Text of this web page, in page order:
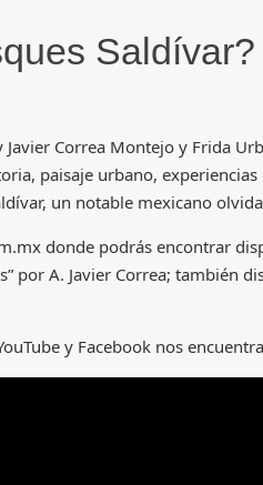
Correa Montejo y Frida
paisaje urbano,
un notable mexicano
donde podrás encontrar
por A. Javier Correa; también
y Facebook nos